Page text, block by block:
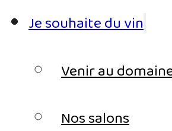
Je souhaite du vin
Venir au
Nos salons